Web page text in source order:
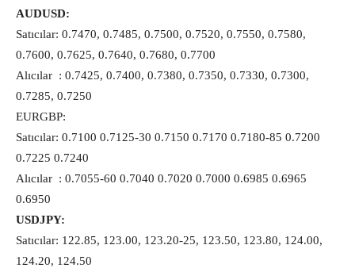
AUDUSD:
Satıcılar: 0.7470, 0.7485, 0.7500, 0.7520, 0.7550, 0.7580,
0.7600, 0.7625, 0.7640, 0.7680, 0.7700
Alıcılar : 0.7425, 0.7400, 0.7380, 0.7350, 0.7330, 0.7300,
0.7285, 0.7250
EURGBP:
Satıcılar: 0.7100 0.7125-30 0.7150 0.7170 0.7180-85 0.7200
0.7225 0.7240
Alıcılar : 0.7055-60 0.7040 0.7020 0.7000 0.6985 0.6965
0.6950
USDJPY:
Satıcılar: 122.85, 123.00, 123.20-25, 123.50, 123.80, 124.00,
124.20, 124.50